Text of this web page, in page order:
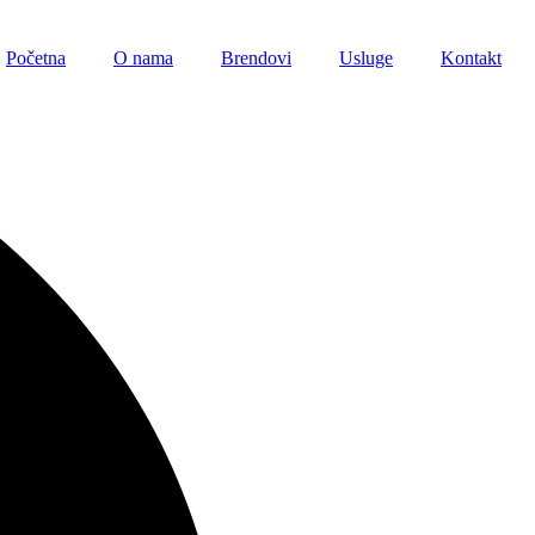
Početna O nama Brendovi Usluge Kontakt